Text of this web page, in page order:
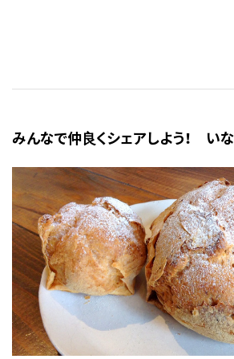
みんなで仲良くシェアしよう！ い